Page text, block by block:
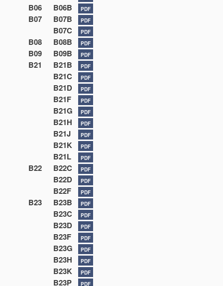
B06 B06B PDF
B07 B07B PDF
B07C PDF
B08 B08B PDF
B09 B09B PDF
B21 B21B PDF
B21C PDF
B21D PDF
B21F PDF
B21G PDF
B21H PDF
B21J PDF
B21K PDF
B21L PDF
B22 B22C PDF
B22D PDF
B22F PDF
B23 B23B PDF
B23C PDF
B23D PDF
B23F PDF
B23G PDF
B23H PDF
B23K PDF
B23P PDF